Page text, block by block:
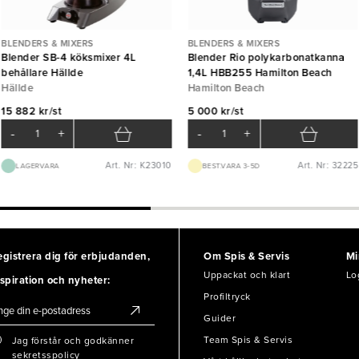
BLENDERS & MIXERS
Blender SB-4 köksmixer 4L
behållare Hällde
Hällde
15 882 kr/st
- +
LAGERVARA Art. Nr: K23010
BLENDERS & MIXERS
Blender Rio polykarbonatkanna
1,4L HBB255 Hamilton Beach
Hamilton Beach
5 000 kr/st
- +
BEST.VARA 3-5D Art. Nr: 32225
dig för erbjudanden,
och nyheter:
Jag förstår och godkänner
sekretsspolicy
Om Spis & Servis
Uppackat och klart
Profiltryck
Guider
Team Spis & Servis